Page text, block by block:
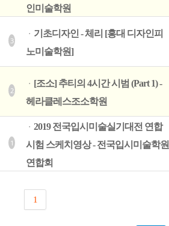
인미술학원
3
ㆍ 기초디자인 - 체리 [홍대 디자인피
노미술학원]
2
ㆍ [조소] 추티의 4시간 시범 (Part 1) -
헤라클레스조소학원
1
ㆍ 2019 전국입시미술실기대전 연합
시험 스케치영상 - 전국입시미술학원
연합회
1